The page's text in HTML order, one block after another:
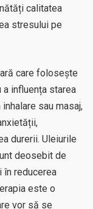
calitatea
stresului pe
care folosește
influența starea
sau masaj,
durerii. Uleiurile
deosebit de
în reducerea
este o
vor să se